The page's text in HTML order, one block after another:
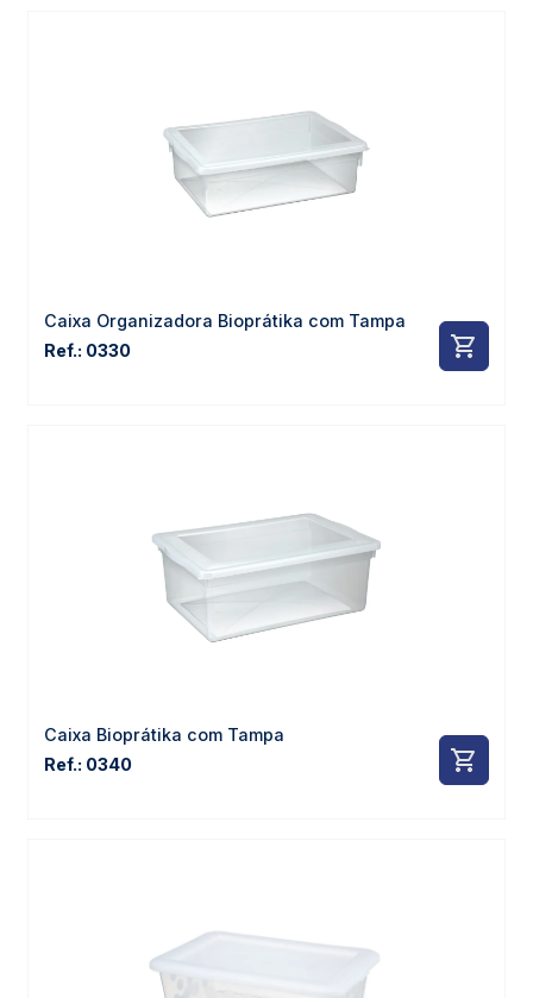
Caixa Organizadora Bioprátika com Tampa
Ref.: 0330
Caixa Bioprátika com Tampa
Ref.: 0340